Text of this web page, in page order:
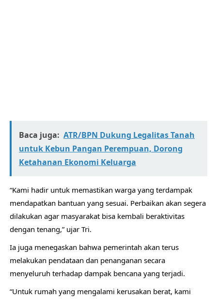
Baca juga: ATR/BPN Dukung Legalitas Tanah
untuk Kebun Pangan Perempuan, Dorong
Ketahanan Ekonomi Keluarga
“Kami hadir untuk memastikan warga yang terdampak
mendapatkan bantuan yang sesuai. Perbaikan akan segera
dilakukan agar masyarakat bisa kembali beraktivitas
dengan tenang,” ujar Tri.
Ia juga menegaskan bahwa pemerintah akan terus
melakukan pendataan dan penanganan secara
menyeluruh terhadap dampak bencana yang terjadi.
“Untuk rumah yang mengalami kerusakan berat, kami